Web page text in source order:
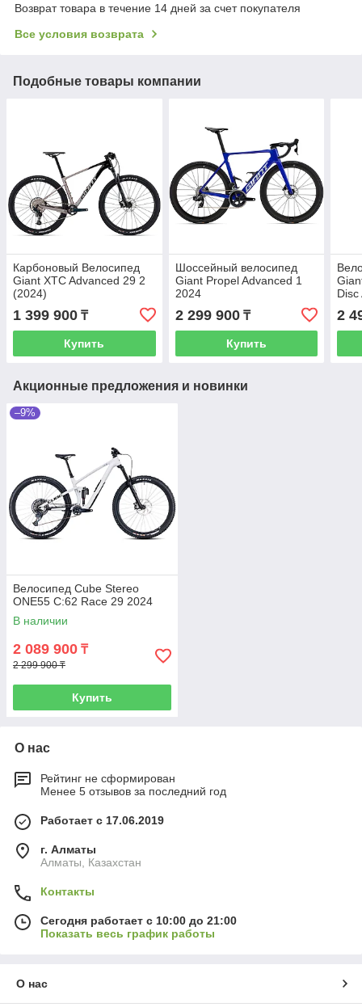
Возврат товара в течение 14 дней за счет покупателя
Все условия возврата
Подобные товары компании
Карбоновый Велосипед
Giant XTC Advanced 29 2
(2024)
1 399 900 ₸
Купить
Шоссейный велосипед
Giant Propel Advanced 1
2024
2 299 900₸
Купить
Disc
2
Акционные предложения и новинки
–9%
Велосипед Cube Stereo
ONE55 C:62 Race 29 2024
В наличии
2 089 900 ₸
2 299 900 ₸
Купить
О нас
Рейтинг не сформирован
Менее 5 отзывов за последний год
Работает с 17.06.2019
г. Алматы
Алматы, Казахстан
Контакты
Сегодня работает с 10:00 до 21:00
Показать весь график работы
О нас